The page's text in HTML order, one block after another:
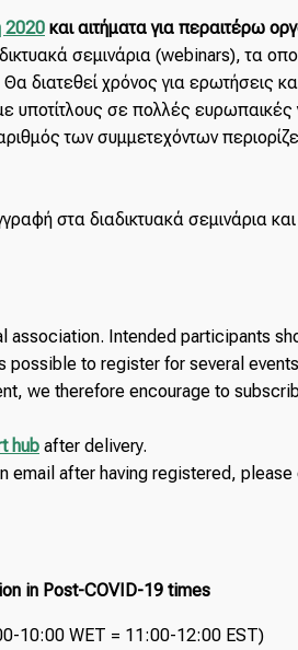
2020 και αιτήματα για περαιτέρω
σεμινάρια (webinars), τα
διατεθεί χρόνος για ερωτήσεις
υποτίτλους σε πολλές
των συμμετεχόντων
στα διαδικτυακά σεμινάρια
Intended participants
possible to register for several
we therefore encourage to
hub after delivery.
email after having registered, please
in Post-COVID-19 times
10:00 WET = 11:00-12:00 EST)